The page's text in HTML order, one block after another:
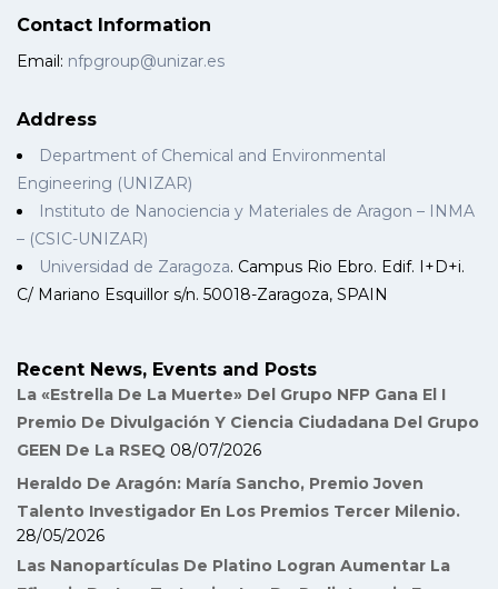
Contact Information
Email: nfpgroup@unizar.es
Address
Department of Chemical and Environmental
Engineering (UNIZAR)
Instituto de Nanociencia y Materiales de Aragon – INMA
– (CSIC-UNIZAR)
Universidad de Zaragoza. Campus Rio Ebro. Edif. I+D+i.
C/ Mariano Esquillor s/n. 50018-Zaragoza, SPAIN
Recent News, Events and Posts
La «Estrella De La Muerte» Del Grupo NFP Gana El I
Premio De Divulgación Y Ciencia Ciudadana Del Grupo
GEEN De La RSEQ 08/07/2026
Heraldo De Aragón: María Sancho, Premio Joven
Talento Investigador En Los Premios Tercer Milenio.
28/05/2026
Las Nanopartículas De Platino Logran Aumentar La